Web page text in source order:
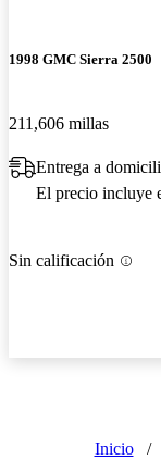
1998 GMC Sierra 2500
211,606 millas
Entrega a
El precio incluye
Sin calificación
Inicio /